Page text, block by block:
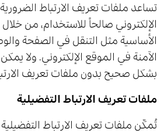
تساعد ملفات تعريف الارتباط
الإلكتروني صالحاً للاستخدام، من
الأساسية مثل التنقل في الصفحة
الآمنة في الموقع الإلكتروني. ولا
بشكل صحيح بدون ملفات تعريف
ملفات تعريف الارتباط التفضيلية
تُمكّن ملفات تعريف الارتباط التفضيلية